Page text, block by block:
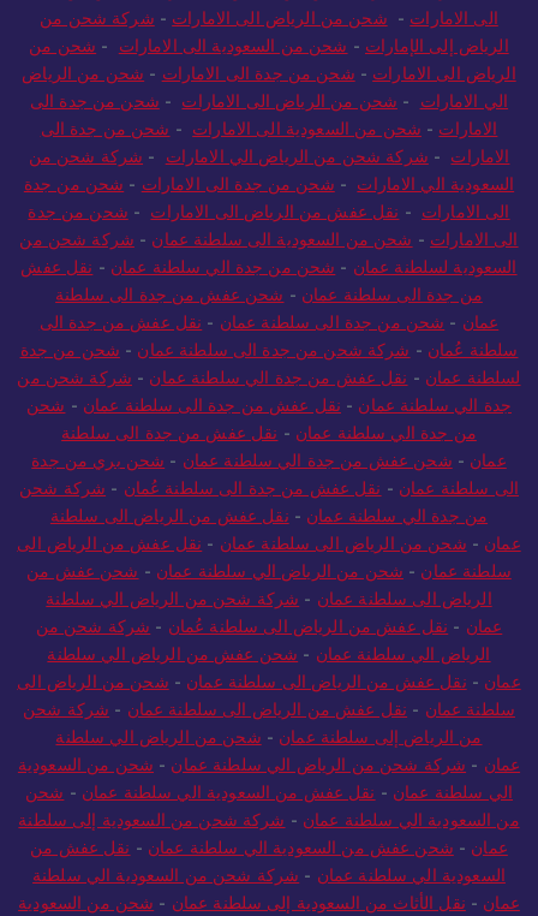
الى الامارات - شحن من الرياض الى الامارات - شركة شحن من
الرياض إلى الإمارات - شحن من السعودية الى الامارات - شحن من
الرياض الى الامارات - شحن من جدة الى الامارات - شحن من الرياض
الي الامارات - شحن من الرياض الى الامارات - شحن من جدة الى
الامارات - شحن من السعودية الى الامارات - شحن من جدة الى
الامارات - شركة شحن من الرياض الي الامارات - شركة شحن من
السعودية الي الامارات - شحن من جدة الى الامارات - شحن من جدة
الى الامارات - نقل عفش من الرياض الى الامارات - شحن من جدة
الى الامارات - شحن من السعودية الى سلطنة عمان - شركة شحن من
السعودية لسلطنة عمان - شحن من جدة الي سلطنة عمان - نقل عفش
من جدة الى سلطنة عمان - شحن عفش من جدة الى سلطنة
عمان - شحن من جدة الى سلطنة عمان - نقل عفش من جدة الى
سلطنة عُمان - شركة شحن من جدة الى سلطنة عمان - شحن من جدة
لسلطنة عمان - نقل عفش من جدة الي سلطنة عمان - شركة شحن من
جدة الي سلطنة عمان - نقل عفش من جدة الى سلطنة عمان - شحن
من جدة الي سلطنة عمان - نقل عفش من جدة الى سلطنة
عمان - شحن عفش من جدة الي سلطنة عمان - شحن بري من جدة
الى سلطنة عمان - نقل عفش من جدة الى سلطنة عُمان - شركة شحن
من جدة الي سلطنة عمان - نقل عفش من الرياض الى سلطنة
عمان - شحن من الرياض الى سلطنة عمان - نقل عفش من الرياض الى
سلطنة عمان - شحن من الرياض الي سلطنة عمان - شحن عفش من
الرياض الى سلطنة عمان - شركة شحن من الرياض الي سلطنة
عمان - نقل عفش من الرياض الى سلطنة عُمان - شركة شحن من
الرياض الي سلطنة عمان - شحن عفش من الرياض الي سلطنة
عمان - نقل عفش من الرياض الى سلطنة عمان - شحن من الرياض الى
سلطنة عمان - نقل عفش من الرياض الى سلطنة عمان - شركة شحن
من الرياض إلى سلطنة عمان - شحن من الرياض الي سلطنة
عمان - شركة شحن من الرياض الي سلطنة عمان - شحن من السعودية
الي سلطنة عمان - نقل عفش من السعودية الي سلطنة عمان - شحن
من السعودية الي سلطنة عمان - شركة شحن من السعودية إلى سلطنة
عمان - شحن عفش من السعودية الي سلطنة عمان - نقل عفش من
السعودية الي سلطنة عمان - شركة شحن من السعودية الي سلطنة
عمان - نقل الأثاث من السعودية إلى سلطنة عمان - شحن من السعودية